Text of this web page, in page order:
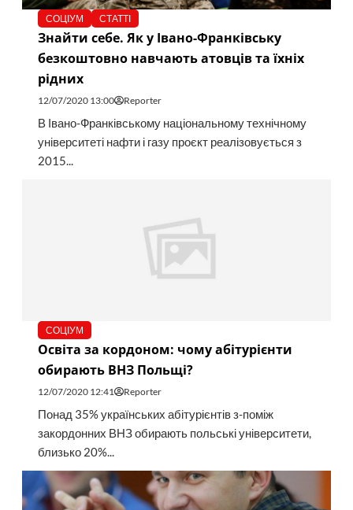
СОЦІУМ СТАТТІ
Знайти себе. Як у Івано-Франківську
безкоштовно навчають атовців та їхніх
рідних
12/07/2020 13:00 Reporter
В Івано-Франківському національному технічному
університеті нафти і газу проєкт реалізовується з
2015...
СОЦІУМ
Освіта за кордоном: чому абітурієнти
обирають ВНЗ Польщі?
12/07/2020 12:41 Reporter
Понад 35% українських абітурієнтів з-поміж
закордонних ВНЗ обирають польські університети,
близько 20%...